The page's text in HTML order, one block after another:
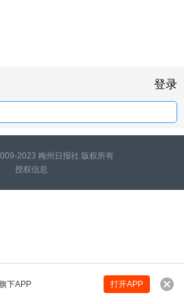
下APP 打开APP
登录
2023 梅州日报社 版权所有
授权信息